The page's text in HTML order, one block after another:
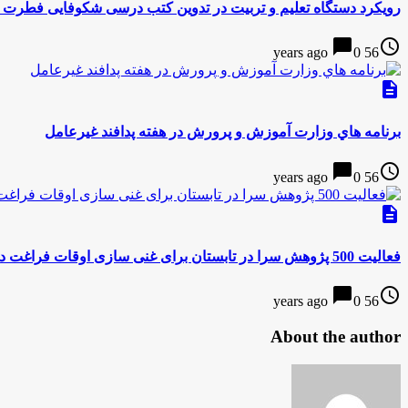
رویکرد دستگاه تعلیم و تربیت در تدوین کتب درسی شکوفایی
access_time
56 years ago
chat_bubble0
description
برنامه هاي وزارت آموزش و پرورش در هفته پدافند غيرعامل
access_time
56 years ago
chat_bubble0
description
فعالیت 500 پژوهش سرا در تابستان برای غنی سازی اوقات فراغت دانش آموزان
access_time
56 years ago
chat_bubble0
About the author